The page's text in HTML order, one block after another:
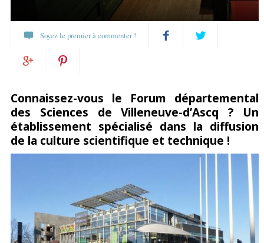
Soyez le premier à commenter !
Facebook
sur
Google+
it
Connaissez-vous le Forum départemental
des Sciences de Villeneuve-d’Ascq ? Un
établissement spécialisé dans la diffusion
de la culture scientifique et technique !